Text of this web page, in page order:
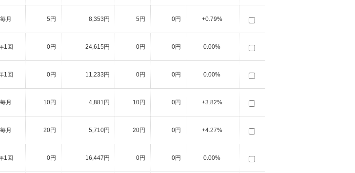
毎月 5円 8,353円 5円 0円 +0.79%
1回 0円 24,615円 0円 0円 0.00%
1回 0円 11,233円 0円 0円 0.00%
毎月 10円 4,881円 10円 0円 +3.82%
毎月 20円 5,710円 20円 0円 +4.27%
1回 0円 16,447円 0円 0円 0.00%